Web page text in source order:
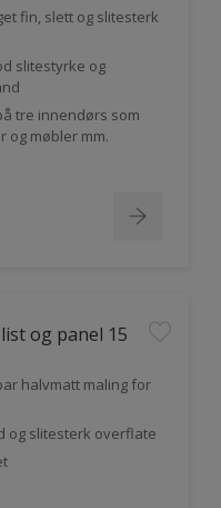
fin, slett og slitesterk
slitestyrke og
tre innendørs som
og møbler mm.
og panel 15
halvmatt maling for
og slitesterk overflate